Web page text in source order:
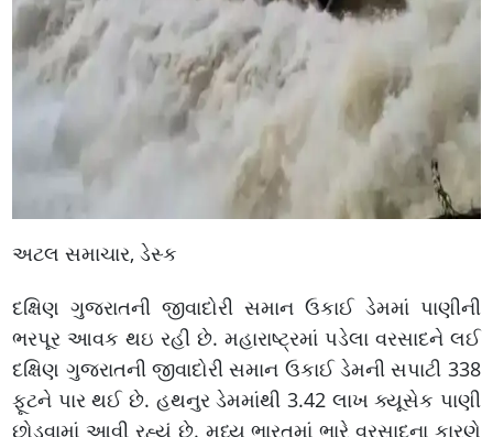
અટલ સમાચાર, ડેસ્ક
દક્ષિણ ગુજરાતની જીવાદોરી સમાન ઉકાઈ ડેમમાં પાણીની
ભરપૂર આવક થઇ રહી છે. મહારાષ્ટ્રમાં પડેલા વરસાદને લઈ
દક્ષિણ ગુજરાતની જીવાદોરી સમાન ઉકાઈ ડેમની સપાટી 338
ફૂટને પાર થઈ છે. હથનુર ડેમમાંથી 3.42 લાખ ક્યૂસેક પાણી
છોડવામાં આવી રહ્યું છે. મધ્ય ભારતમાં ભારે વરસાદના કારણે